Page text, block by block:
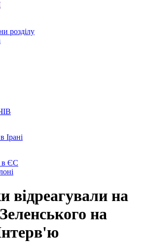
розділу
Ірані
в ЄС
відреагували на
на